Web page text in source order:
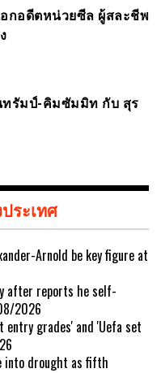
กอดีตหน่วยซีล ผู้สละชีพ
รัมป์-คิมซัมมิท กับ สุร
ระเทศ
Arnold be key figure at
after reports he self-
2026
entry grades' and 'Uefa set
into drought as fifth